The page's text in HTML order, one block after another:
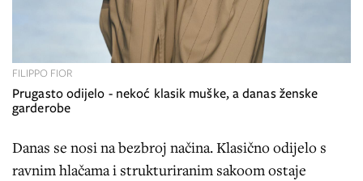
Prugasto odijelo - nekoć klasik muške, a danas ženske
garderobe
FILIPPO FIOR
Danas se nosi na bezbroj načina. Klasično odijelo s
ravnim hlačama i strukturiranim sakoom ostaje